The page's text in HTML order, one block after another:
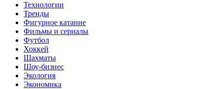
Технологии
Тренды
Фигурное катание
Фильмы и сериалы
Футбол
Хоккей
Шахматы
Шоу-бизнес
Экология
Экономика